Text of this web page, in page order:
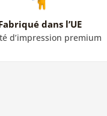
dans l’UE
d’impression premium